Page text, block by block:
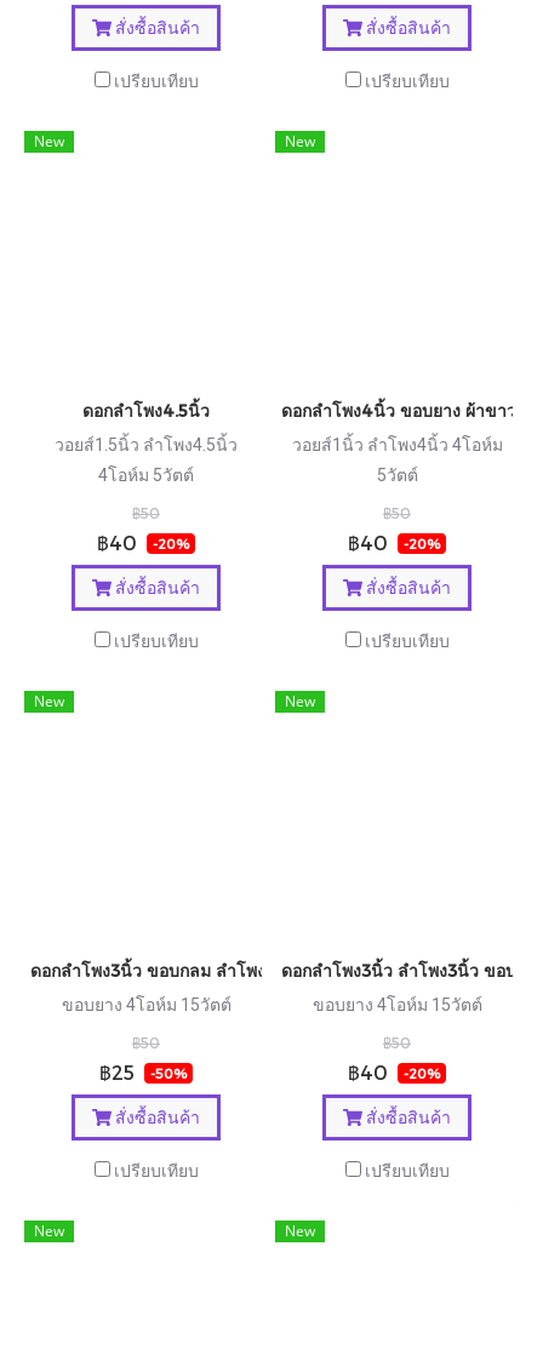
สั่งซื้อสินค้า
เปรียบเทียบ
สั่งซื้อสินค้า
เปรียบเทียบ
New
ดอกลำโพง4.5นิ้ว
วอยส์1.5นิ้ว ลำโพง4.5นิ้ว
4โอห์ม 5วัตต์
฿50
฿40 -20%
สั่งซื้อสินค้า
เปรียบเทียบ
New
ดอกลำโพง4นิ้ว ขอบยาง ผ้าขาว
วอยส์1นิ้ว ลำโพง4นิ้ว 4โอห์ม
5วัตต์
฿50
฿40 -20%
สั่งซื้อสินค้า
เปรียบเทียบ
New
ดอกลำโพง3นิ้ว ขอบกลม ลำโพง3นิ้ว
ขอบยาง 4โอห์ม 15วัตต์
฿50
฿25 -50%
สั่งซื้อสินค้า
เปรียบเทียบ
New
ดอกลำโพง3นิ้ว ลำโพง3นิ้ว ขอบเห
ขอบยาง 4โอห์ม 15วัตต์
฿50
฿40 -20%
สั่งซื้อสินค้า
เปรียบเทียบ
New New